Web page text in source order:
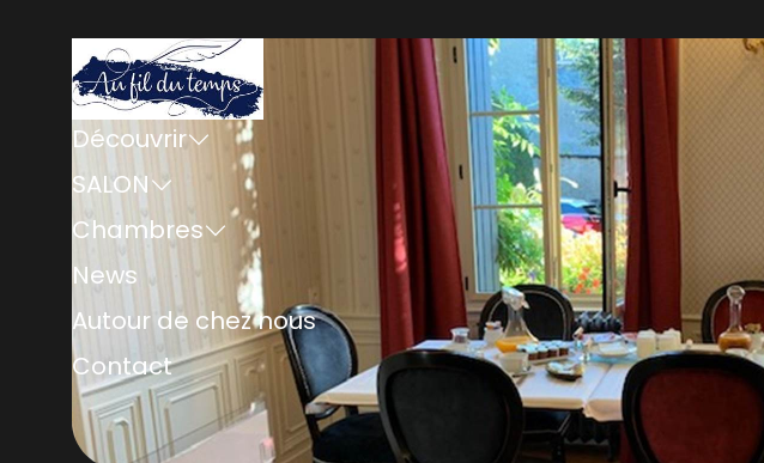
Découvrir
SALON
Chambres
News
Autour de chez nous
Contact